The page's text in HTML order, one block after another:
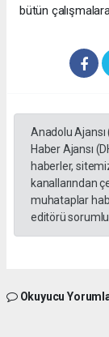
bütün
Anadolu Ajansı
Haber Ajansı
haberler,
kanallarından
muhataplar
editörü sorumlu
Okuyucu